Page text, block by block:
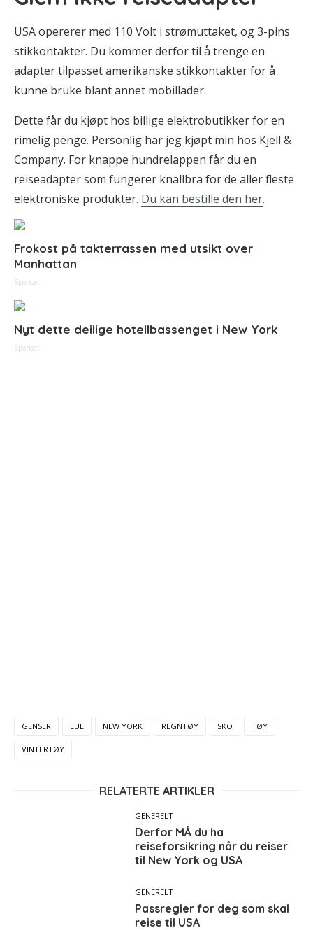
USA opererer med 110 Volt i strømuttaket, og 3-pins
stikkontakter. Du kommer derfor til å trenge en
adapter tilpasset amerikanske stikkontakter for å
kunne bruke blant annet mobillader.
Dette får du kjøpt hos billige elektrobutikker for en
rimelig penge. Personlig har jeg kjøpt min hos Kjell &
Company. For knappe hundrelappen får du en
reiseadapter som fungerer knallbra for de aller fleste
elektroniske produkter. Du kan bestille den her.
Frokost på takterrassen med utsikt over
Manhattan
Sponset
Nyt dette deilige hotellbassenget i New York
Sponset
GENSER LUE NEW YORK REGNTØY SKO TØY
VINTERTØY
RELATERTE ARTIKLER
GENERELT
Derfor MÅ du ha
reiseforsikring når du reiser
til New York og USA
GENERELT
Passregler for deg som skal
reise til USA